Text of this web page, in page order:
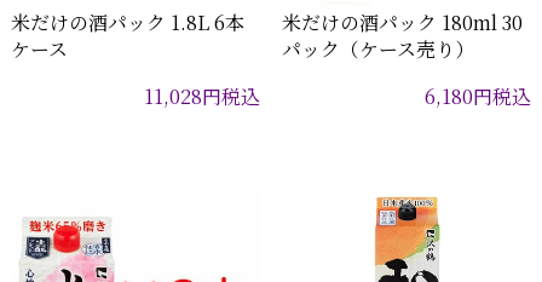
米だけの酒パック 1.8L 6本
ケース
11,028円税込
米だけの酒パック 180ml 30
パック（ケース売り）
6,180円税込